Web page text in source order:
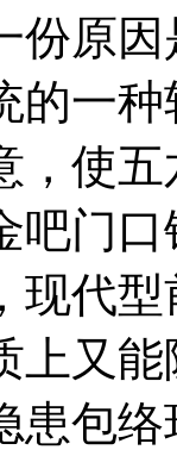
份原
的一
，使
吧门
现代
上又
患包